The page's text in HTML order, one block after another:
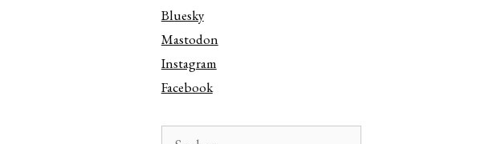
Bluesky
Mastodon
Instagram
Facebook